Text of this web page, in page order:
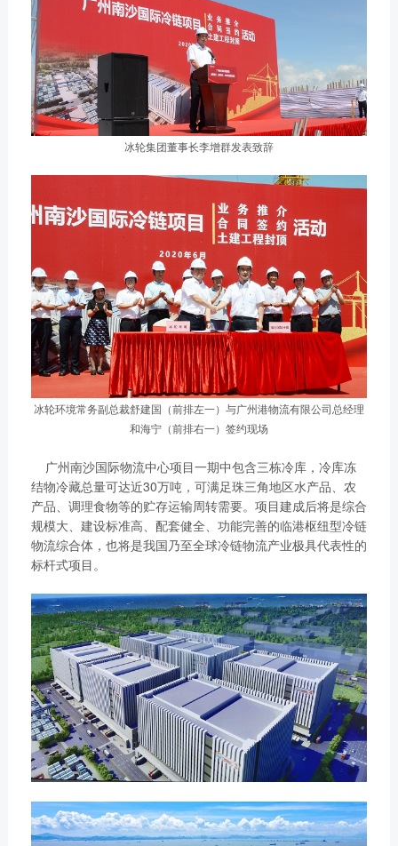
冰轮集团董事长李增群发表致辞
冰轮环境常务副总裁舒建国（前排左一）与广州港物流有限公司总经理
和海宁（前排右一）签约现场
广州南沙国际物流中心项目一期中包含三栋冷库，冷库冻
结物冷藏总量可达近30万吨，可满足珠三角地区水产品、农
产品、调理食物等的贮存运输周转需要。项目建成后将是综合
规模大、建设标准高、配套健全、功能完善的临港枢纽型冷链
物流综合体，也将是我国乃至全球冷链物流产业极具代表性的
标杆式项目。